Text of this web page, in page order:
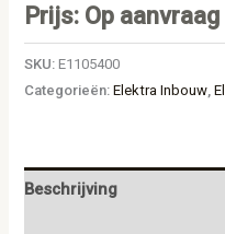
Prijs: Op aanvraag
SKU:E1105400
Categorieën:Elektra Inbouw ,
Beschrijving